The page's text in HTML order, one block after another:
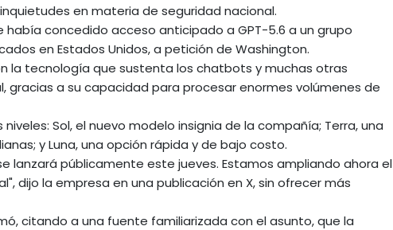
en materia de seguridad nacional.
había concedido acceso anticipado a GPT-5.6 a un grupo
en Estados Unidos, a petición de Washington.
la tecnología que sustenta los chatbots y muchas otras
gracias a su capacidad para procesar enormes volúmenes de
Sol, el nuevo modelo insignia de la compañía; Terra, una
y Luna, una opción rápida y de bajo costo.
lanzará públicamente este jueves. Estamos ampliando ahora el
dijo la empresa en una publicación en X, sin ofrecer más
citando a una fuente familiarizada con el asunto, que la